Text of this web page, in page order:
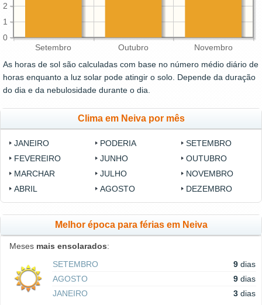
Setembro Outubro Novembro
0
1
2
As horas de sol são calculadas com base no número médio diário de
horas enquanto a luz solar pode atingir o solo. Depende da duração
do dia e da nebulosidade durante o dia.
Clima em Neiva por mês
JANEIRO
FEVEREIRO
MARCHAR
ABRIL
PODERIA
JUNHO
JULHO
AGOSTO
SETEMBRO
OUTUBRO
NOVEMBRO
DEZEMBRO
Melhor época para férias em Neiva
Meses mais ensolarados:
SETEMBRO
9 dias
AGOSTO
9 dias
JANEIRO
3 dias